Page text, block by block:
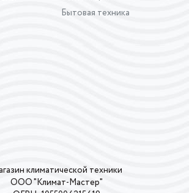
Бытовая техника
климатической техники
ООО "Климат-Мастер"